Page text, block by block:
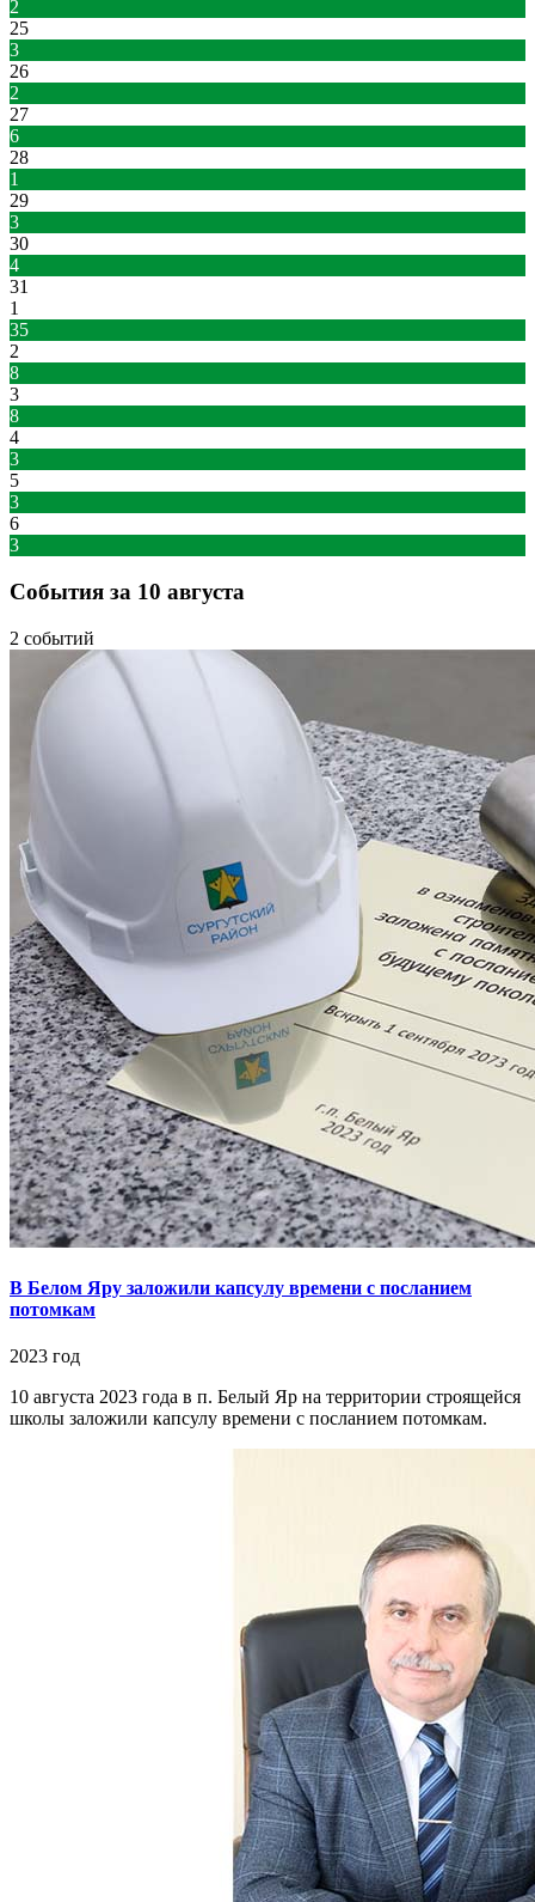
2
25
3
26
2
27
6
28
1
29
3
30
4
31
1
35
2
8
3
8
4
3
5
3
6
3
События за 10 августа
2 событий
В Белом Яру заложили капсулу времени с посланием
потомкам
2023 год
10 августа 2023 года в п. Белый Яр на территории строящейся
школы заложили капсулу времени с посланием потомкам.